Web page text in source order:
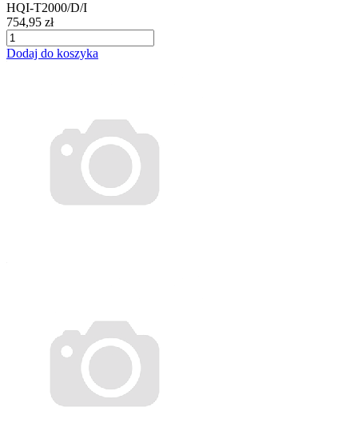
HQI-T2000/D/I
754,95 zł
Dodaj do koszyka